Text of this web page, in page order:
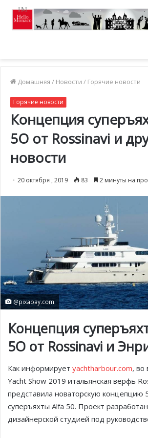
Домашняя / Новости / Горячие новости
Горячие новости
Концепция
5O от Rossinavi и
новости
20 октября , 2019 83 2 минуты на
@pixabay.com
Концепция
5O от Rossinavi и
Как информирует yachtharbour.com, во
Yacht Show 2019 итальянская верфь
представила новаторскую концепцию
суперъяхты Alfa 50. Проект
дизайнерской студией под